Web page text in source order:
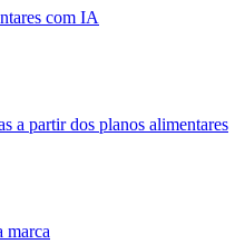
com IA
a partir dos planos alimentares
marca